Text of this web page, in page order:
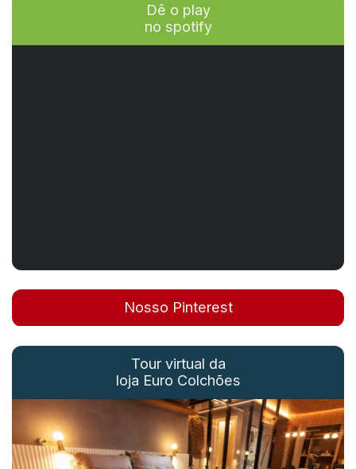
Dê o play
no spotify
Nosso Pinterest
Tour virtual da
loja Euro Colchões